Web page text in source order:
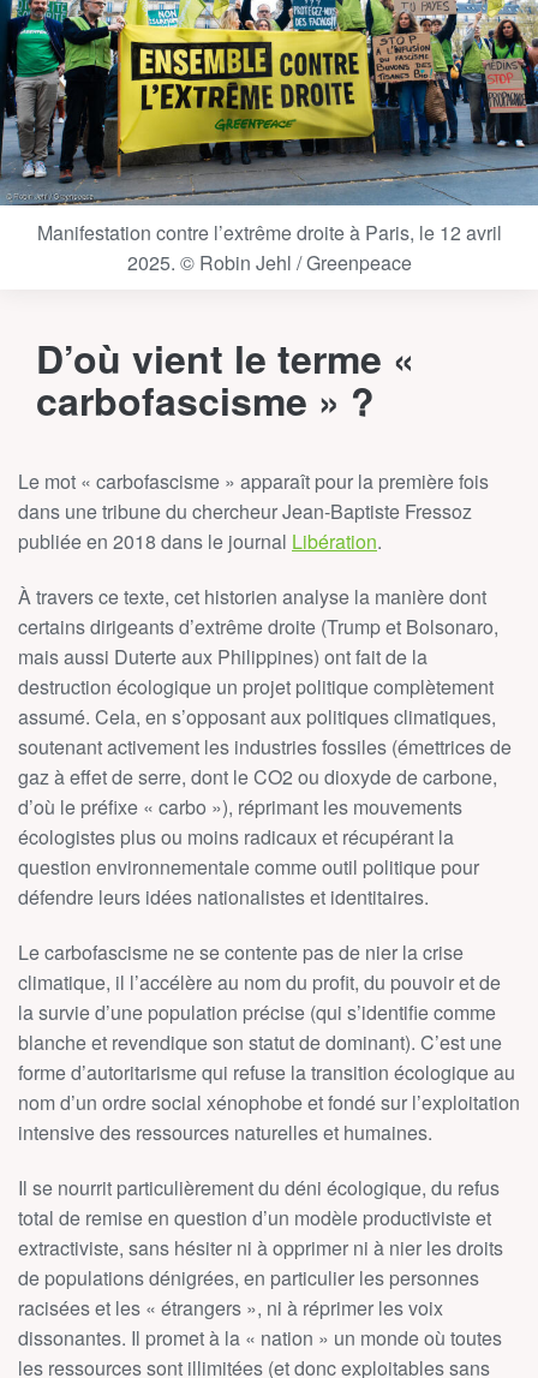
Manifestation contre l’extrême droite à Paris, le 12 avril
2025. © Robin Jehl / Greenpeace
D’où vient le terme «
carbofascisme » ?
Le mot « carbofascisme » apparaît pour la première fois
dans une tribune du chercheur Jean-Baptiste Fressoz
publiée en 2018 dans le journal Libération.
À travers ce texte, cet historien analyse la manière dont
certains dirigeants d’extrême droite (Trump et Bolsonaro,
mais aussi Duterte aux Philippines) ont fait de la
destruction écologique un projet politique complètement
assumé. Cela, en s’opposant aux politiques climatiques,
soutenant activement les industries fossiles (émettrices de
gaz à effet de serre, dont le CO2 ou dioxyde de carbone,
d’où le préfixe « carbo »), réprimant les mouvements
écologistes plus ou moins radicaux et récupérant la
question environnementale comme outil politique pour
défendre leurs idées nationalistes et identitaires.
Le carbofascisme ne se contente pas de nier la crise
climatique, il l’accélère au nom du profit, du pouvoir et de
la survie d’une population précise (qui s’identifie comme
blanche et revendique son statut de dominant). C’est une
forme d’autoritarisme qui refuse la transition écologique au
nom d’un ordre social xénophobe et fondé sur l’exploitation
intensive des ressources naturelles et humaines.
Il se nourrit particulièrement du déni écologique, du refus
total de remise en question d’un modèle productiviste et
extractiviste, sans hésiter ni à opprimer ni à nier les droits
de populations dénigrées, en particulier les personnes
racisées et les « étrangers », ni à réprimer les voix
dissonantes. Il promet à la « nation » un monde où toutes
les ressources sont illimitées (et donc exploitables sans